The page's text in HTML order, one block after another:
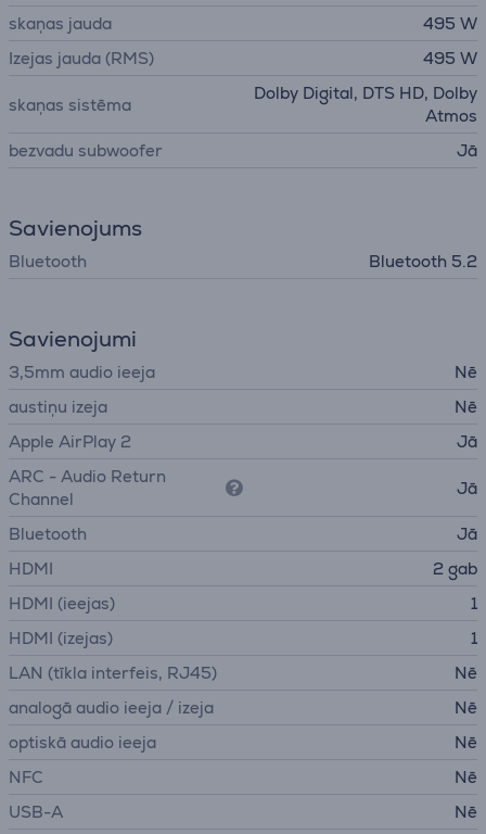
skaņas jauda
495 W
Izejas jauda (RMS)
495 W
skaņas sistēma
Dolby Digital, DTS HD, Dolby
Atmos
bezvadu subwoofer
Jā
Savienojums
Bluetooth Bluetooth 5.2
Savienojumi
3,5mm audio ieeja
Nē
austiņu izeja
Nē
Apple AirPlay 2
Jā
ARC - Audio Return
Channel
Jā
Bluetooth
Jā
HDMI
2 gab
HDMI (ieejas)
1
HDMI (izejas)
1
LAN (tīkla interfeis, RJ45)
Nē
analogā audio ieeja / izeja
Nē
optiskā audio ieeja
Nē
NFC
Nē
USB-A
Nē